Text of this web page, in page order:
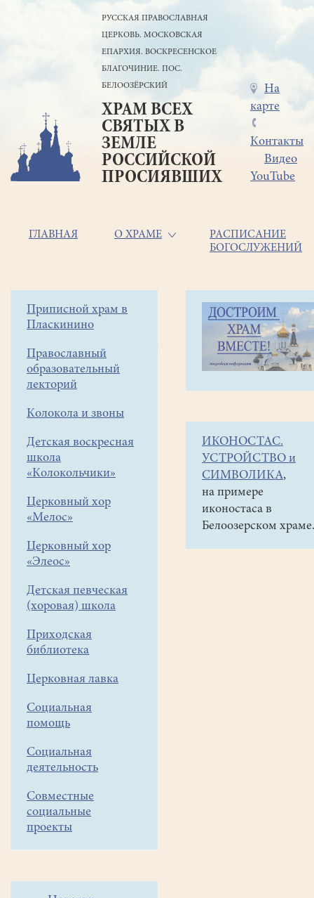
РУССКАЯ ПРАВОСЛАВНАЯ
ЦЕРКОВЬ. МОСКОВСКАЯ
ЕПАРХИЯ. ВОСКРЕСЕНСКОЕ
БЛАГОЧИНИЕ. ПОС.
БЕЛООЗЁРСКИЙ
ХРАМ ВСЕХ
СВЯТЫХ В
ЗЕМЛЕ
РОССИЙСКОЙ
ПРОСИЯВШИХ
Меню
в
шапке
На
карте
Контакты
Видео
YouTube
Основная
ГЛАВНАЯ О ХРАМЕ
РАСПИСАНИЕ
БОГОСЛУЖЕНИЙ
Боковое
меню
Приписной храм в
Пласкинино
Православный
образовательный
лекторий
Колокола и звоны
Детская воскресная
школа
«Колокольчики»
Церковный хор
«Мелос»
Церковный хор
«Элеос»
Детская певческая
(хоровая) школа
Приходская
библиотека
Церковная лавка
Социальная
помощь
Социальная
деятельность
Совместные
социальные
проекты
Строка
навигации
Объявления
Открытие
Муниципальных
чтений
ноября
19час.
ИКОНОСТАС.
УСТРОЙСТВО и
СИМВОЛИКА,
на примере
иконостаса в
Белоозерском храме.